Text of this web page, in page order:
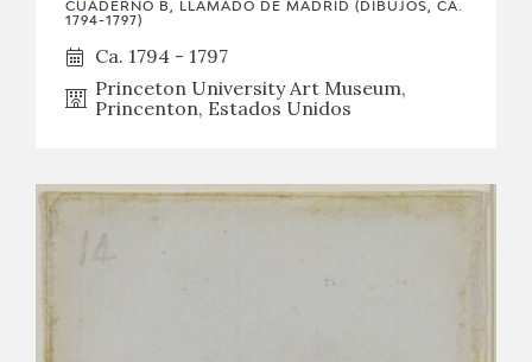
CUADERNO B, LLAMADO DE MADRID (DIBUJOS, CA.
1794-1797)
Ca. 1794 - 1797
Princeton University Art Museum,
Princenton, Estados Unidos